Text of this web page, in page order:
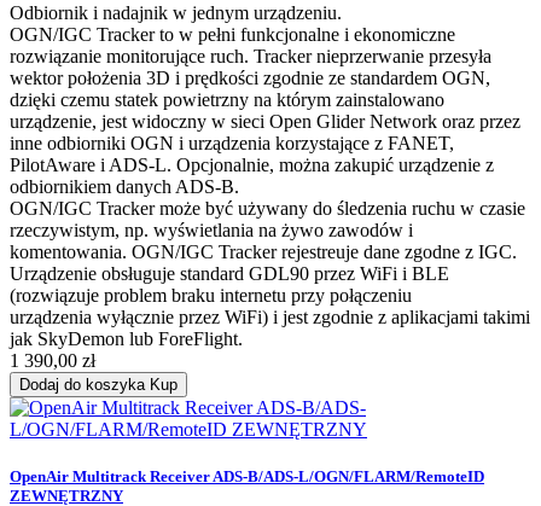
Odbiornik i nadajnik w jednym urządzeniu.
OGN/IGC Tracker to w pełni funkcjonalne i ekonomiczne
rozwiązanie monitorujące ruch. Tracker nieprzerwanie przesyła
wektor położenia 3D i prędkości zgodnie ze standardem OGN,
dzięki czemu statek powietrzny na którym zainstalowano
urządzenie, jest widoczny w sieci Open Glider Network oraz przez
inne odbiorniki OGN i urządzenia korzystające z FANET,
PilotAware i ADS-L. Opcjonalnie, można zakupić urządzenie z
odbiornikiem danych ADS-B.
OGN/IGC Tracker może być używany do śledzenia ruchu w czasie
rzeczywistym, np. wyświetlania na żywo zawodów i
komentowania. OGN/IGC Tracker rejestreuje dane zgodne z IGC.
Urządzenie obsługuje standard GDL90 przez WiFi i BLE
(rozwiązuje problem braku internetu przy połączeniu
urządzenia wyłącznie przez WiFi) i jest zgodnie z aplikacjami takimi
jak SkyDemon lub ForeFlight.
1 390,00 zł
Dodaj do koszyka Kup
OpenAir Multitrack Receiver ADS-B/ADS-L/OGN/FLARM/RemoteID
ZEWNĘTRZNY